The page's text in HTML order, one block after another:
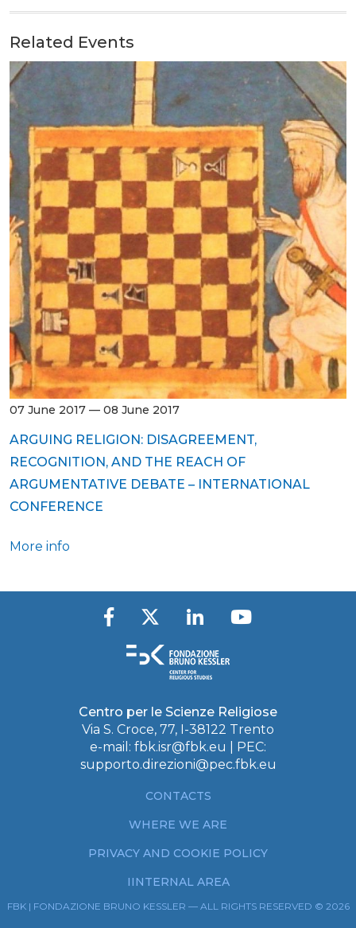
Related Events
07 June 2017 — 08 June 2017
ARGUING RELIGION: DISAGREEMENT,
RECOGNITION, AND THE REACH OF
ARGUMENTATIVE DEBATE – INTERNATIONAL
CONFERENCE
More info
Centro per le Scienze Religiose
Via S. Croce, 77, I-38122 Trento
e-mail: fbk.isr@fbk.eu
| PEC:
supporto.direzioni@pec.fbk.eu
CONTACTS
WHERE WE ARE
PRIVACY AND COOKIE POLICY
IINTERNAL AREA
FBK | FONDAZIONE BRUNO KESSLER — ALL RIGHTS RESERVED © 2026